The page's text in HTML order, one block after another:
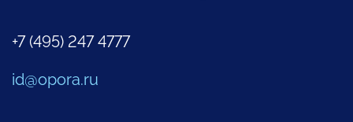
+7 (495) 247 4777
id@opora.ru